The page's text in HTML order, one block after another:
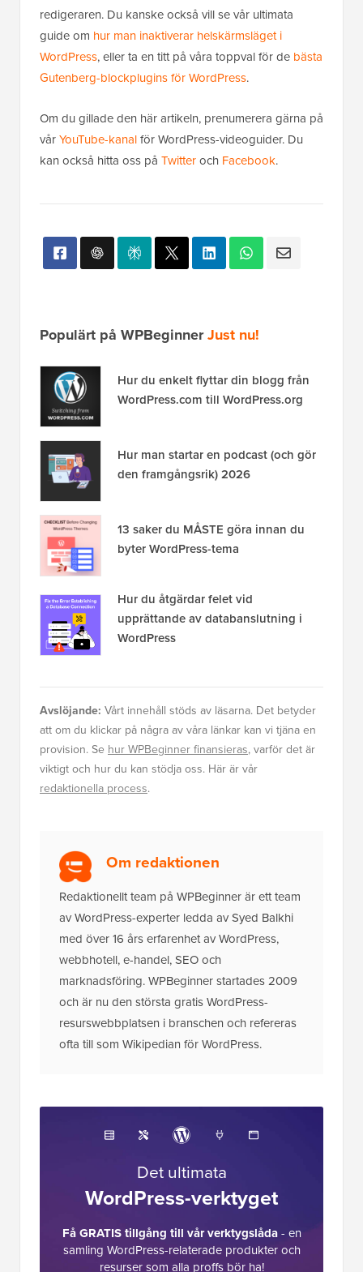
redigeraren. Du kanske också vill se vår ultimata
guide om hur man inaktiverar helskärmsläget i
WordPress, eller ta en titt på våra toppval för de bästa
Gutenberg-blockplugins för WordPress.
Om du gillade den här artikeln, prenumerera gärna på
vårYouTube-kanalför WordPress-videoguider. Du
kan också hitta oss på Twitteroch Facebook.
Populärt på WPBeginnerJust nu!
Hur du enkelt flyttar din blogg från
WordPress.com till WordPress.org
Hur man startar en podcast (och gör
den framgångsrik) 2026
13 saker du MÅSTE göra innan du
byter WordPress-tema
Hur du åtgärdar felet vid
upprättande av databanslutning i
WordPress
Avslöjande: Vårt innehåll stöds av läsarna. Det betyder
att om du klickar på några av våra länkar kan vi tjäna en
provision. Se hur WPBeginner finansieras, varför det är
viktigt och hur du kan stödja oss. Här är vår
redaktionella process.
Om redaktionen
Redaktionellt team på WPBeginner är ett team
av WordPress-experter ledda av Syed Balkhi
med över 16 års erfarenhet av WordPress,
webbhotell, e-handel, SEO och
marknadsföring. WPBeginner startades 2009
och är nu den största gratis WordPress-
resurswebbplatsen i branschen och refereras
ofta till som Wikipedian för WordPress.
Det ultimata
WordPress-verktyget
Få GRATIS tillgång till vår verktygslåda- en
samling WordPress-relaterade produkter och
resurser som alla proffs bör ha!